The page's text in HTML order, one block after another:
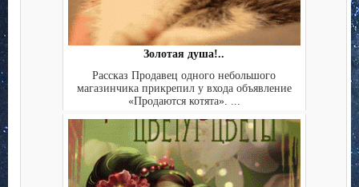
Золотая душа!..
Рассказ Продавец одного небольшого
магазинчика прикрепил у входа объявление
«Продаются котята». ...